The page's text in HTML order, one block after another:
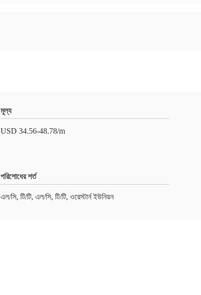
মূল্য
USD 34.56-48.78/m
পরিশোধের শর্ত
এল/সি, টি/টি, এল/সি, টি/টি, ওয়েস্টার্ন ইউনিয়ন